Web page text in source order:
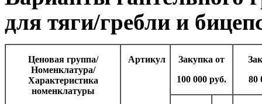
для тяги/гребли и
Ценовая группа/
Номенклатура/
Характеристика
номенклатуры
Артикул
Закупка от
100 000 руб.
80